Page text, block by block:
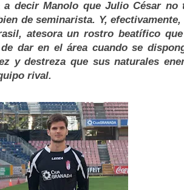
a decir Manolo que Julio César
de seminarista. Y,
atesora un rostro beatífico
dar en el área cuando se
y destreza que sus naturales
rival.